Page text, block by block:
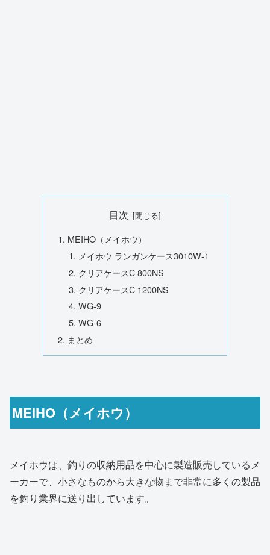
目次
MEIHO（メイホウ）
メイホウ ランガンケース3010W-1
クリアケースC 800NS
クリアケースC 1200NS
WG-9
WG-6
まとめ
MEIHO（メイホウ）
メイホウは、釣りの収納用品を中心に製造販売しているメ
ーカーで、小さなものから大きな物まで非常に多くの製品
を釣り業界に送り出しています。